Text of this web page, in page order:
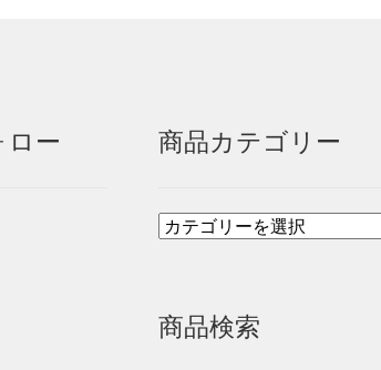
ロー 商品カテゴリー
商品検索